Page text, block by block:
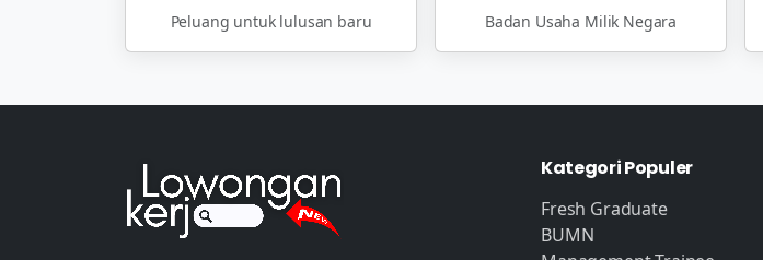
Peluang untuk lulusan baru Badan Usaha Milik Negara
Kategori Populer
Fresh Graduate
BUMN